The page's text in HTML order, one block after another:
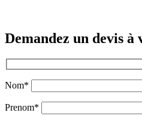
Demandez un devis
Nom*
Prenom*